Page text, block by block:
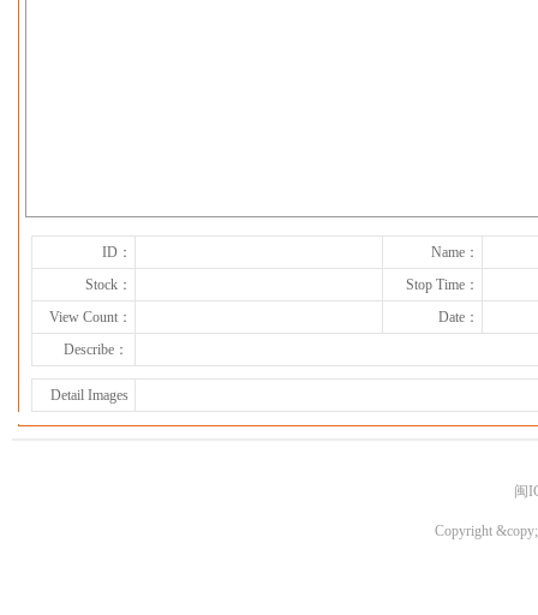
ID：
Name：
Stock：
Stop Time：
View Count：
Date：
Describe：
Detail Images
闽
Copyright